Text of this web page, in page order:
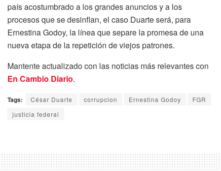
país acostumbrado a los grandes anuncios y a los
procesos que se desinflan, el caso Duarte será, para
Ernestina Godoy, la línea que separe la promesa de una
nueva etapa de la repetición de viejos patrones.
Mantente actualizado con las noticias más relevantes con
En Cambio Diario.
Tags: César Duarte corrupcion Ernestina Godoy
FGR
justicia federal